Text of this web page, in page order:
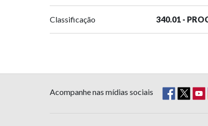
Classificação 340.01 -
Acompanhe nas mídias sociais